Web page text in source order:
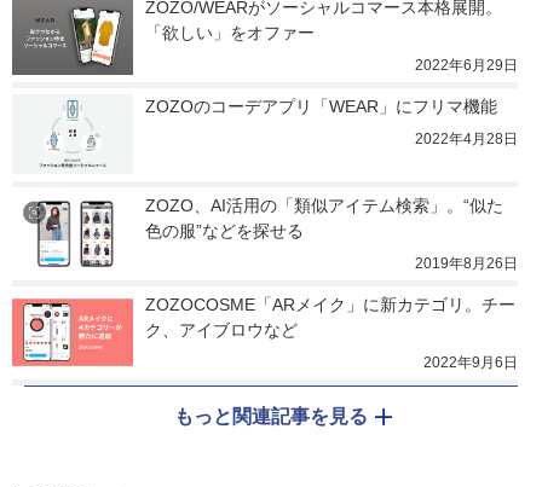
ZOZO/WEARがソーシャルコマース本格展開。
「欲しい」をオファー
2022年6月29日
ZOZOのコーデアプリ「WEAR」にフリマ機能
2022年4月28日
ZOZO、AI活用の「類似アイテム検索」。“似た
色の服”などを探せる
2019年8月26日
ZOZOCOSME「ARメイク」に新カテゴリ。チー
ク、アイブロウなど
2022年9月6日
もっと関連記事を見る